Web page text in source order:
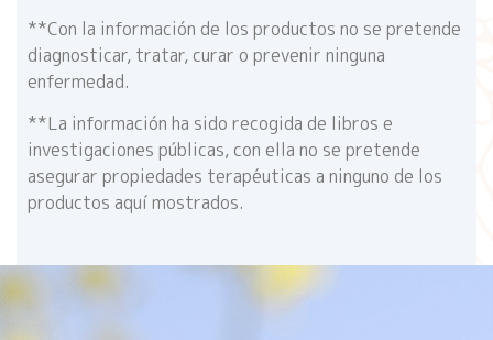
**Con la información de los productos no se pretende
diagnosticar, tratar, curar o prevenir ninguna
enfermedad.
**La información ha sido recogida de libros e
investigaciones públicas, con ella no se pretende
asegurar propiedades terapéuticas a ninguno de los
productos aquí mostrados.